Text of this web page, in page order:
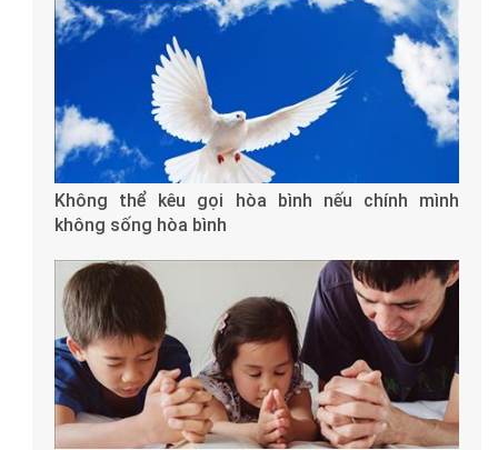
Không thể kêu gọi hòa bình nếu chính mình
không sống hòa bình